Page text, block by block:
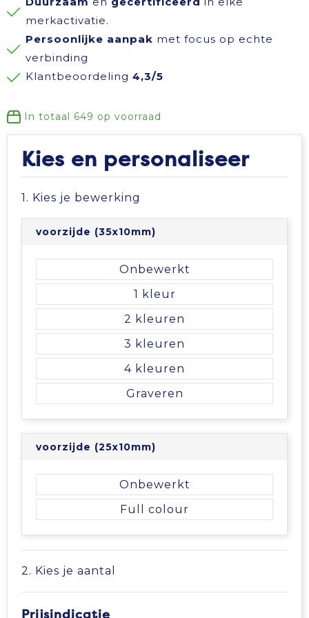
Reisbenodigdheden
Schrijfwaren
Snoepgoed
Spellen voor binnen en buiten
Themapakketten
Veiligheid, Auto en Fiets
Vrije tijd en Strand
Reflecterende polo's
Reflecterende vesten
Schorten en Sloven
Sweaters
T-Shirts
Veiligheidssignalering en Verlichting
Veiligheidsvesten en Veiligheidshesjes
Gehoorbescherming
Schoenen
Sweaters
Gilets
Koeltassen en Koelboxen
Koffers en Trolleys
Matrozentassen
Opbergtassen
Opvouwbare tassen
Picknicktassen en manden
Reistassen
Reistassensets
Schoenentassen
Sporttassen
merkactivatie.
Persoonlijke aanpak met focus op echte
verbinding
Klantbeoordeling 4,3/5
In totaal 649 op voorraad
Kies en personaliseer
1. Kies je bewerking
voorzijde (35x10mm)
Onbewerkt
1
2
3
4
Graveren
voorzijde (25x10mm)
Onbewerkt
Full colour
2. Kies je aantal
Prijsindicatie